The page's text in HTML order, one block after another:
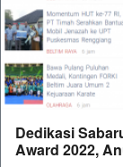
Dedikasi
Award 2022,